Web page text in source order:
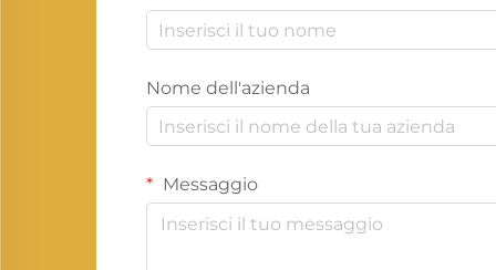
Nome dell'azienda
Messaggio